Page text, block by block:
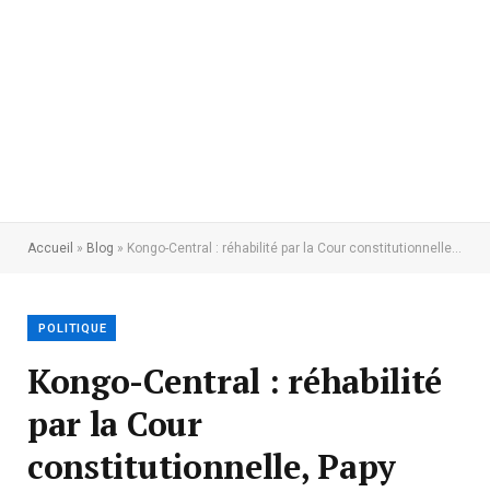
Accueil » Blog » Kongo-Central : réhabilité par la Cour constitutionnelle, Papy Mantezolo reprend officiellement le perchoir de l’Assemblée provinciale
POLITIQUE
Kongo-Central : réhabilité
par la Cour
constitutionnelle, Papy